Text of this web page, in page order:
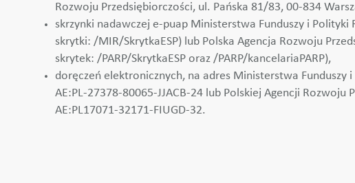
Rozwoju Przedsiębiorczości, ul. Pańska 81/83, 00-834
skrzynki nadawczej e-puap Ministerstwa Funduszy i Polityki
skrytki: /MIR/SkrytkaESP) lub Polska Agencja Rozwoju
skrytek: /PARP/SkrytkaESP oraz /PARP/kancelariaPARP),
doręczeń elektronicznych, na adres Ministerstwa Funduszy
AE:PL-27378-80065-JJACB-24 lub Polskiej Agencji Rozwoju
AE:PL17071-32171-FIUGD-32.